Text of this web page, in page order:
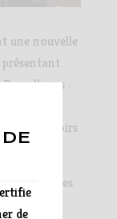
une nouvelle
:
des terroirs
Corbières
Syrah !”
de